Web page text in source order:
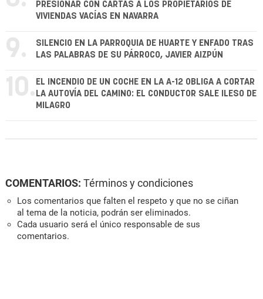
PRESIONAR CON CARTAS A LOS PROPIETARIOS DE
VIVIENDAS VACÍAS EN NAVARRA
9.
SILENCIO EN LA PARROQUIA DE HUARTE Y ENFADO TRAS
LAS PALABRAS DE SU PÁRROCO, JAVIER AIZPÚN
10. EL INCENDIO DE UN COCHE EN LA A-12 OBLIGA A CORTAR
LA AUTOVÍA DEL CAMINO: EL CONDUCTOR SALE ILESO DE
MILAGRO
COMENTARIOS: Términos y condiciones
Los comentarios que falten el respeto y que no se ciñan
al tema de la noticia, podrán ser eliminados.
Cada usuario será el único responsable de sus
comentarios.